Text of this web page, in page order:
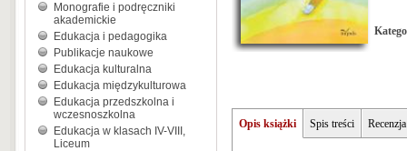
Monografie i podręczniki
akademickie
Edukacja i pedagogika
Publikacje naukowe
Edukacja kulturalna
Edukacja międzykulturowa
Edukacja przedszkolna i
wczesnoszkolna
Edukacja w klasach IV-VIII,
Liceum
Opis książki Spis treści Recenzja